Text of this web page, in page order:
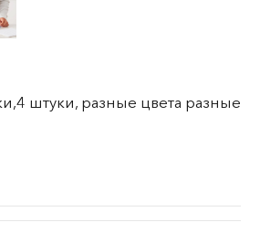
штуки, разные цвета разные